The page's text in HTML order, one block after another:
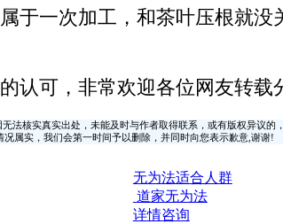
于一次加工，和茶叶压根就
认可，非常欢迎各位网友转
法核实真实出处，未能及时与作者取得联系，或有版权异议
属实，我们会第一时间予以删除，并同时向您表示歉意,谢谢!
无为法适合人群
道家无为法
详情咨询